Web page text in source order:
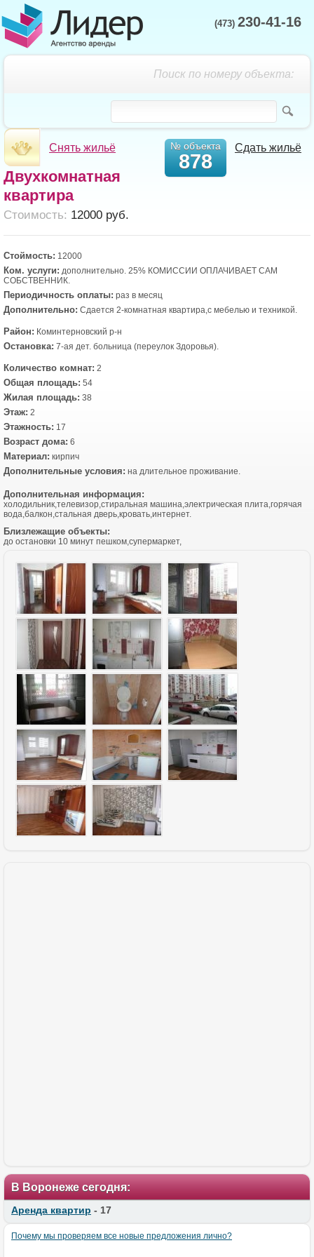
(473) 230-41-16
Поиск по номеру объекта:
Снять жильё Сдать жильё
№ объекта
878
Двухкомнатная
квартира
Cтоимость: 12000 руб.
Стоймость: 12000
Ком. услуги: дополнительно. 25% КОМИССИИ ОПЛАЧИВАЕТ САМ
СОБСТВЕННИК.
Периодичность оплаты: раз в месяц
Дополнительно: Сдается 2-комнатная квартира,с мебелью и техникой.
Район: Коминтерновский р-н
Остановка: 7-ая дет. больница (переулок Здоровья).
Количество комнат: 2
Общая площадь: 54
Жилая площадь: 38
Этаж: 2
Этажность: 17
Возраст дома: 6
Материал: кирпич
Дополнительные условия: на длительное проживание.
Дополнительная информация:
холодильник,телевизор,стиральная машина,электрическая плита,горячая
вода,балкон,стальная дверь,кровать,интернет.
Близлежащие объекты:
до остановки 10 минут пешком,супермаркет,
В Воронеже сегодня:
Аренда квартир - 17
Почему мы проверяем все новые предложения лично?